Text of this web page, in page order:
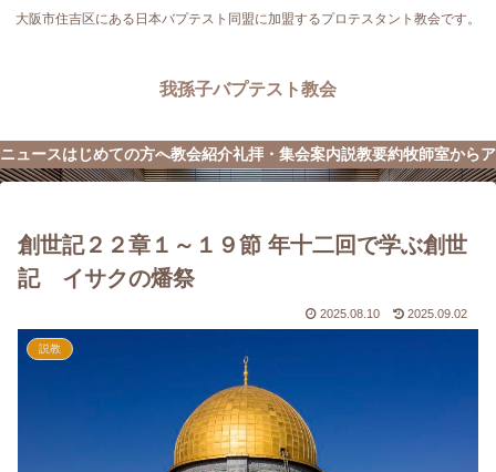
大阪市住吉区にある日本バプテスト同盟に加盟するプロテスタント教会です。
我孫子バプテスト教会
ニュースはじめての方へ教会紹介礼拝・集会案内説教要約牧師室から
創世記２２章１～１９節 年十二回で学ぶ創世
記 イサクの燔祭
2025.08.10 2025.09.02
説教